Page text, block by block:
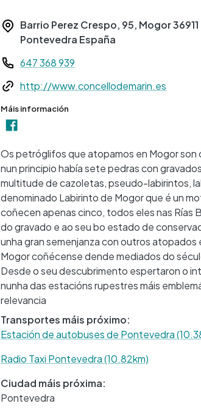
Barrio Perez Crespo, 95, Mogor36911
Pontevedra España
Teléfono
647 368 939
Webhttp://www.concellodemarin.es
Máis información
Os petróglifos que atopamos en Mogor son
nun principio había sete pedras con
multitude de cazoletas, pseudo-labirintos,
denominado Labirinto de Mogor que é un
coñecen apenas cinco, todos eles nas Rías
do gravado e ao seu bo estado de
unha gran semenjanza con outros
Mogor coñécense dende mediados do
Desde o seu descubrimento espertaron o
nunha das estacións rupestres máis
relevancia
Transportes máis próximo:
Estación de autobuses de Pontevedra
Radio Taxi Pontevedra (10.82km)
Ciudad máis próxima:
Pontevedra